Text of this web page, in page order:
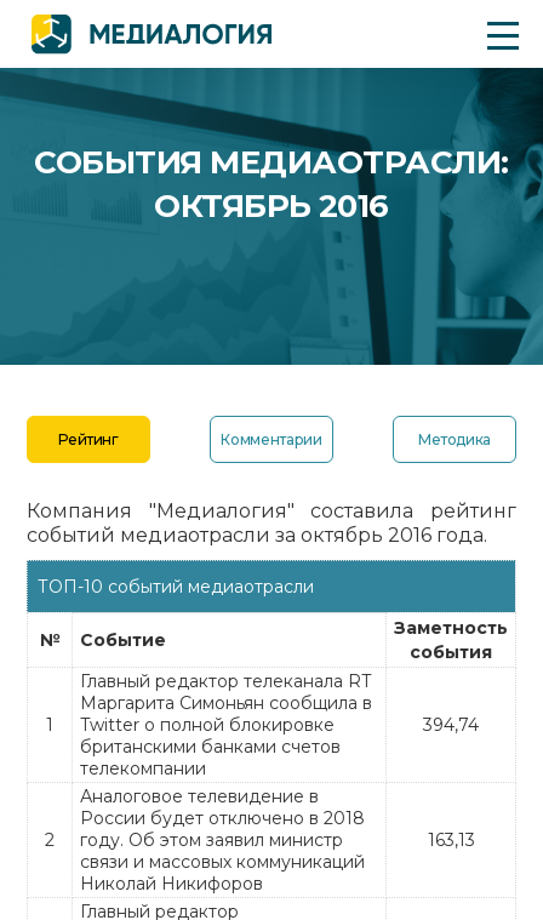
СОБЫТИЯ МЕДИАОТРАСЛИ:
ОКТЯБРЬ 2016
Рейтинг Комментарии Методика
Компания "Медиалогия" составила рейтинг
событий медиаотрасли за октябрь 2016 года.
ТОП-10 событий медиаотрасли
№ Событие
Заметность
события
1
Главный редактор телеканала RT
Маргарита Симоньян сообщила в
Twitter о полной блокировке
британскими банками счетов
телекомпании
394,74
2
Аналоговое телевидение в
России будет отключено в 2018
году. Об этом заявил министр
связи и массовых коммуникаций
Николай Никифоров
163,13
Главный редактор